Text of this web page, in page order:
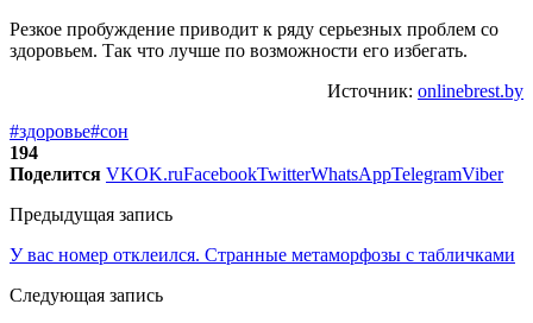
Резкое пробуждение приводит к ряду серьезных проблем со
здоровьем. Так что лучше по возможности его избегать.
Источник: onlinebrest.by
#здоровье#сон
194
Поделится VKOK.ruFacebookTwitterWhatsAppTelegramViber
Предыдущая запись
У вас номер отклеился. Странные метаморфозы с табличками
Следующая запись